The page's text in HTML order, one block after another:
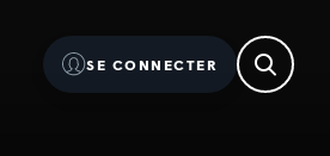
SE CONNECTER